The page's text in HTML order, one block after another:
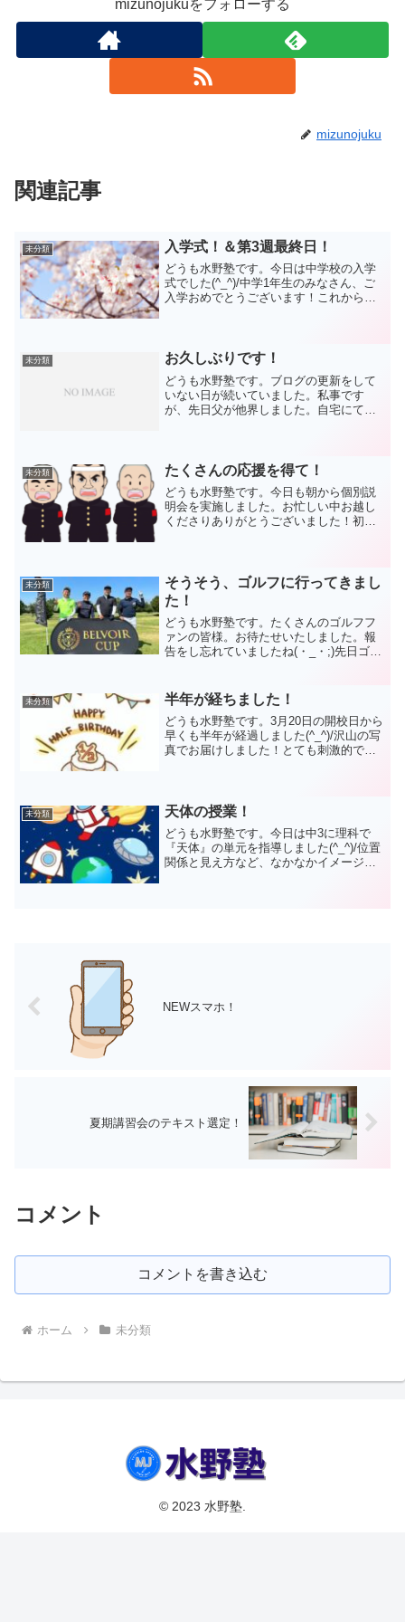
mizunojukuをフォローする
mizunojuku
関連記事
未分類 入学式！＆第3週最終日！
どうも水野塾です。今日は中学校の入学
式でした(^_^)/中学1年生のみなさん、ご
入学おめでとうございます！これから、
かげで、今週...
未分類 お久しぶりです！
どうも水野塾です。ブログの更新をして
いない日が続いていました。私事です
が、先日父が他界しました。自宅にて安
前では今まで通り明るく楽し...
未分類 たくさんの応援を得て！
どうも水野塾です。今日も朝から個別説
明会を実施しました。お忙しい中お越し
くださりありがとうございました！初め
いただけたらと思...
未分類
そうそう、ゴルフに行ってきまし
た！
どうも水野塾です。たくさんのゴルフフ
ァンの皆様。お待たせいたしました。報
告をし忘れていましたね(・_・;)先日ゴル
合う友人たちと楽しく回ってきました
(^_^)/スコアは...
未分類 半年が経ちました！
どうも水野塾です。3月20日の開校日から
早くも半年が経過しました(^_^)/沢山の写
真でお届けしました！とても刺激的で楽
ことに生徒数...
未分類 天体の授業！
どうも水野塾です。今日は中3に理科で
『天体』の単元を指導しました(^_^)/位置
関係と見え方など、なかなかイメージす
NEWスマホ！
夏期講習会のテキスト選定！
コメント
コメントを書き込む
ホーム 未分類
© 2023 水野塾.